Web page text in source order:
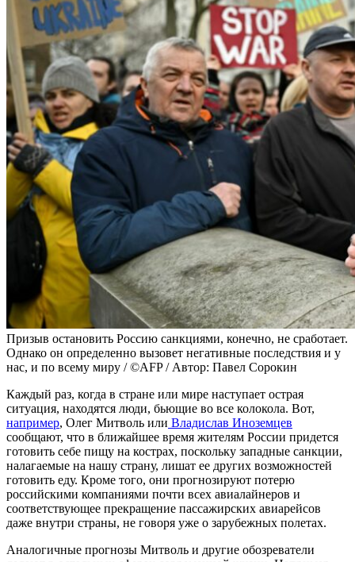
Призыв остановить Россию санкциями, конечно, не сработает.
Однако он определенно вызовет негативные последствия и у
нас, и по всему миру / ©AFP / Автор: Павел Сорокин
Каждый раз, когда в стране или мире наступает острая
ситуация, находятся люди, бьющие во все колокола. Вот,
например, Олег Митволь или Владислав Иноземцев
сообщают, что в ближайшее время жителям России придется
готовить себе пищу на кострах, поскольку западные санкции,
налагаемые на нашу страну, лишат ее других возможностей
готовить еду. Кроме того, они прогнозируют потерю
российскими компаниями почти всех авиалайнеров и
соответствующее прекращение пассажирских авиарейсов
даже внутри страны, не говоря уже о зарубежных полетах.
Аналогичные прогнозы Митволь и другие обозреватели